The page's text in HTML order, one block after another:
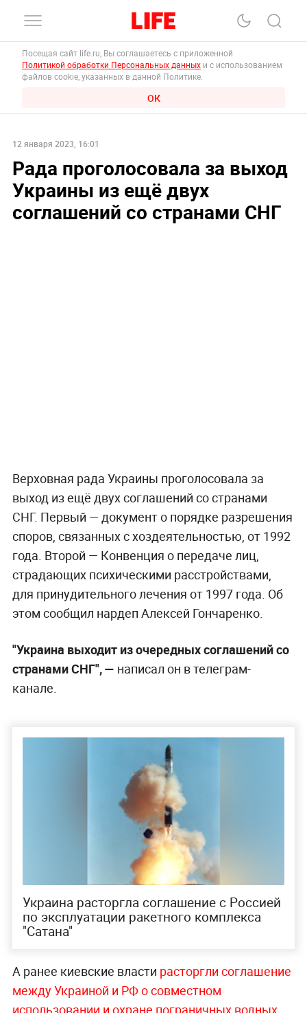
Посещая сайт life.ru, Вы соглашаетесь с приложенной
Политикой обработки Персональных данных и с использованием
файлов cookie, указанных в данной Политике.
ОК
12 января 2023, 16:01
Рада проголосовала за выход
Украины из ещё двух
соглашений со странами СНГ
Верховная рада Украины проголосовала за
выход из ещё двух соглашений со странами
СНГ. Первый — документ о порядке разрешения
споров, связанных с хоздеятельностью, от 1992
года. Второй — Конвенция о передаче лиц,
страдающих психическими расстройствами,
для принудительного лечения от 1997 года. Об
этом сообщил нардеп Алексей Гончаренко.
"Украина выходит из очередных соглашений со
странами СНГ",— написал он в телеграм-
канале.
Украина расторгла соглашение с Россией
по эксплуатации ракетного комплекса
"Сатана"
А ранее киевские власти расторгли соглашение
между Украиной и РФ о совместном
использовании и охране пограничных водных